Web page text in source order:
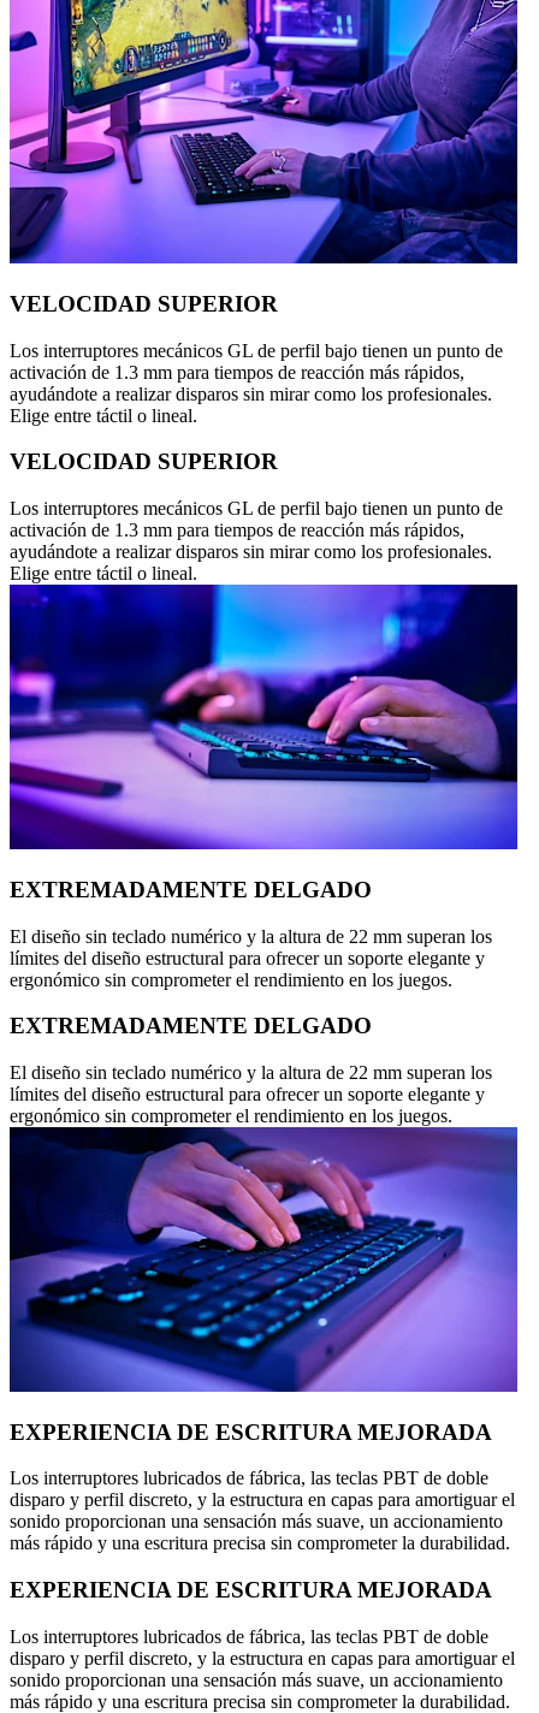
VELOCIDAD SUPERIOR
Los interruptores mecánicos GL de perfil bajo tienen un punto de
activación de 1.3 mm para tiempos de reacción más rápidos,
ayudándote a realizar disparos sin mirar como los profesionales.
Elige entre táctil o lineal.
VELOCIDAD SUPERIOR
Los interruptores mecánicos GL de perfil bajo tienen un punto de
activación de 1.3 mm para tiempos de reacción más rápidos,
ayudándote a realizar disparos sin mirar como los profesionales.
Elige entre táctil o lineal.
EXTREMADAMENTE DELGADO
El diseño sin teclado numérico y la altura de 22 mm superan los
límites del diseño estructural para ofrecer un soporte elegante y
ergonómico sin comprometer el rendimiento en los juegos.
EXTREMADAMENTE DELGADO
El diseño sin teclado numérico y la altura de 22 mm superan los
límites del diseño estructural para ofrecer un soporte elegante y
ergonómico sin comprometer el rendimiento en los juegos.
EXPERIENCIA DE ESCRITURA MEJORADA
Los interruptores lubricados de fábrica, las teclas PBT de doble
disparo y perfil discreto, y la estructura en capas para amortiguar el
sonido proporcionan una sensación más suave, un accionamiento
más rápido y una escritura precisa sin comprometer la durabilidad.
EXPERIENCIA DE ESCRITURA MEJORADA
Los interruptores lubricados de fábrica, las teclas PBT de doble
disparo y perfil discreto, y la estructura en capas para amortiguar el
sonido proporcionan una sensación más suave, un accionamiento
más rápido y una escritura precisa sin comprometer la durabilidad.